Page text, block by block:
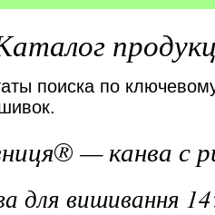
поиска по
— канва с
для вишивання